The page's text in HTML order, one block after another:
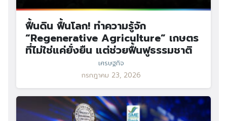
ฟื้นดิน ฟื้นโลก! ทำความรู้จัก
“Regenerative Agriculture” เกษตร
ที่ไม่ใช่แค่ยั่งยืน แต่ช่วยฟื้นฟูธรรมชาติ
เศรษฐกิจ
กรกฎาคม 23, 2026